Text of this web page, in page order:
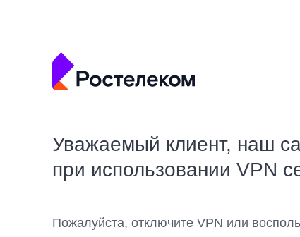
Уважаемый клиент, наш
при использовании VPN
Пожалуйста, отключите VPN или